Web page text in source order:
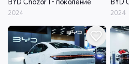
BYD Chazor I - поколение
2024
BYD
2024